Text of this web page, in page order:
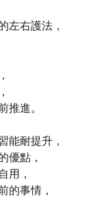
左右護法，
推進。
能耐提升，
優點，
用，
的事情，